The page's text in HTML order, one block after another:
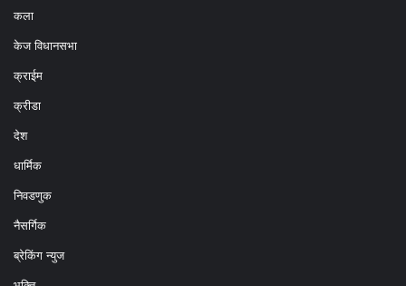
कला
केज विधानसभा
क्राईम
क्रीडा
देश
धार्मिक
निवडणुक
नैसर्गिक
ब्रेकिंग न्युज